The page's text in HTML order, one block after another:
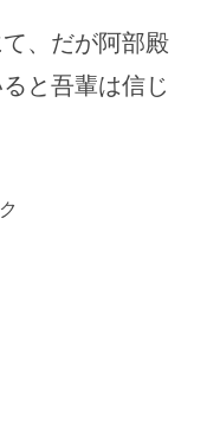
、だが阿部殿
と吾輩は信じ